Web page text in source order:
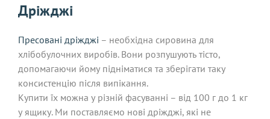
Дріжджі
Пресовані дріжджі – необхідна сировина для
хлібобулочних виробів. Вони розпушують тісто,
допомагаючи йому підніматися та зберігати таку
консистенцію після випікання.
Купити їх можна у різній фасуванні – від 100 г до 1 кг
у ящику. Ми поставляємо нові дріжджі, які не